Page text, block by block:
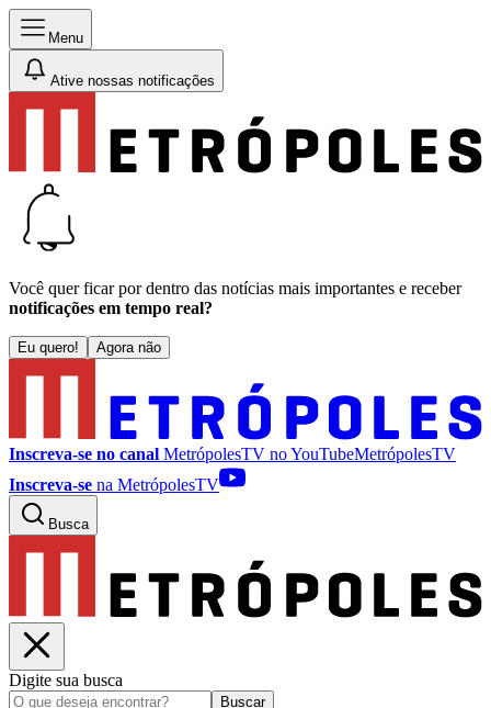
Menu
Ative nossas notificações
Você quer ficar por dentro das notícias mais importantes e receber
notificações em tempo real?
Eu quero! Agora não
Inscreva-se no canal MetrópolesTV noYouTubeMetrópolesTV
Inscreva-se na MetrópolesTV
Busca
Digite sua busca
Buscar